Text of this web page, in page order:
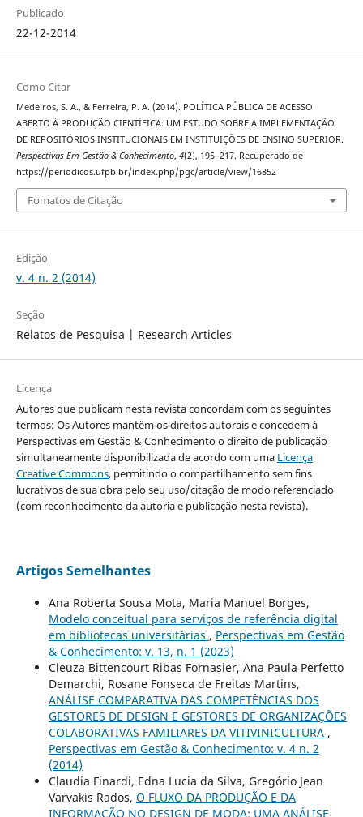
Publicado
22-12-2014
Como Citar
Medeiros, S. A., & Ferreira, P. A. (2014). POLÍTICA PÚBLICA DE ACESSO
ABERTO À PRODUÇÃO CIENTÍFICA: UM ESTUDO SOBRE A IMPLEMENTAÇÃO
DE REPOSITÓRIOS INSTITUCIONAIS EM INSTITUIÇÕES DE ENSINO SUPERIOR.
Perspectivas Em Gestão & Conhecimento, 4(2), 195–217. Recuperado de
https://periodicos.ufpb.br/index.php/pgc/article/view/16852
Fomatos de Citação
Edição
v. 4 n. 2 (2014)
Seção
Relatos de Pesquisa | Research Articles
Licença
Autores que publicam nesta revista concordam com os seguintes
termos: Os Autores mantêm os direitos autorais e concedem à
Perspectivas em Gestão & Conhecimento o direito de publicação
simultaneamente disponibilizada de acordo com uma Licença
Creative Commons, permitindo o compartilhamento sem fins
lucrativos de sua obra pelo seu uso/citação de modo referenciado
(com reconhecimento da autoria e publicação nesta revista).
Artigos Semelhantes
Ana Roberta Sousa Mota, Maria Manuel Borges,
Modelo conceitual para serviços de referência digital
em bibliotecas universitárias , Perspectivas em Gestão
& Conhecimento: v. 13, n. 1 (2023)
Cleuza Bittencourt Ribas Fornasier, Ana Paula Perfetto
Demarchi, Rosane Fonseca de Freitas Martins,
ANÁLISE COMPARATIVA DAS COMPETÊNCIAS DOS
GESTORES DE DESIGN E GESTORES DE ORGANIZAÇÕES
COLABORATIVAS FAMILIARES DA VITIVINICULTURA ,
Perspectivas em Gestão & Conhecimento: v. 4 n. 2
(2014)
Claudia Finardi, Edna Lucia da Silva, Gregório Jean
Varvakis Rados, O FLUXO DA PRODUÇÃO E DA
INFORMAÇÃO NO DESIGN DE MODA: UMA ANÁLISE